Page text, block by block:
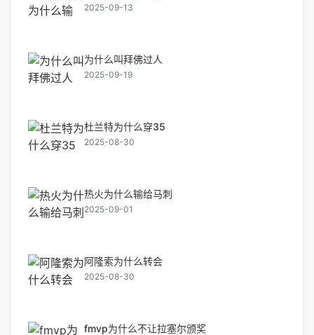
2025-09-13
为什么叫拜佛过人
2025-09-19
杜兰特为什么穿35
2025-08-30
热火为什么输给马刺
2025-09-01
阿隆索为什么转会
2025-08-30
fmvp为什么不让拉塞尔颁奖